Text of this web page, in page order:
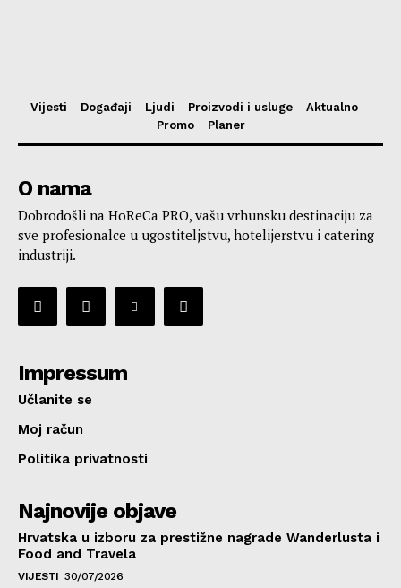
Vijesti Događaji Ljudi Proizvodi i usluge
Aktualno
Promo
Planer
O nama
Dobrodošli na HoReCa PRO, vašu vrhunsku destinaciju za
sve profesionalce u ugostiteljstvu, hotelijerstvu i catering
industriji.
Impressum
Učlanite se
Moj račun
Politika privatnosti
Najnovije objave
Hrvatska u izboru za prestižne nagrade Wanderlusta i
Food and Travela
VIJESTI 30/07/2026